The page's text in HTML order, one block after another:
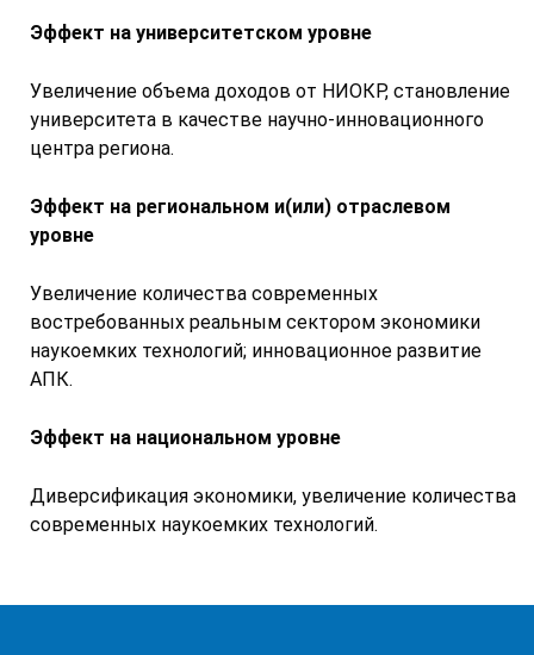
Эффект на университетском уровне
Увеличение объема доходов от НИОКР, становление
университета в качестве научно-инновационного
центра региона.
Эффект на региональном и(или) отраслевом
уровне
Увеличение количества современных
востребованных реальным сектором экономики
наукоемких технологий; инновационное развитие
АПК.
Эффект на национальном уровне
Диверсификация экономики, увеличение количества
современных наукоемких технологий.